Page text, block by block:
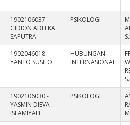
1902106037 -
GIDION ADI EKA
SAPUTRA
PSIKOLOGI
1902046018 -
YANTO SUSILO
HUBUNGAN
INTERNASIONAL
1902106030 -
YASMIN DIEVA
ISLAMIYAH
PSIKOLOGI